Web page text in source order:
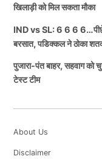
खिलाड़ी को मिल सकता मौका
IND vs SL: 6 6 6 6…पीछे
बरसात, पडिक्कल ने ठोका
पुजारा-पंत बाहर, सहवाग को
टेस्ट टीम
About Us
Disclaimer